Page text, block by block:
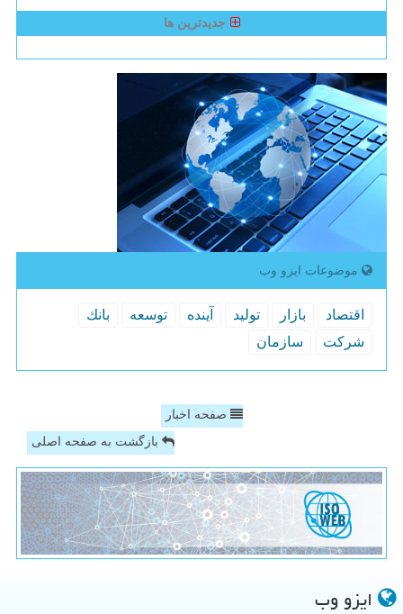
جدیدترین ها
موضوعات ایزو وب
اقتصاد بازار تولید آینده توسعه
بانك
شركت
سازمان
صفحه اخبار
بازگشت به صفحه اصلی
ایزو وب